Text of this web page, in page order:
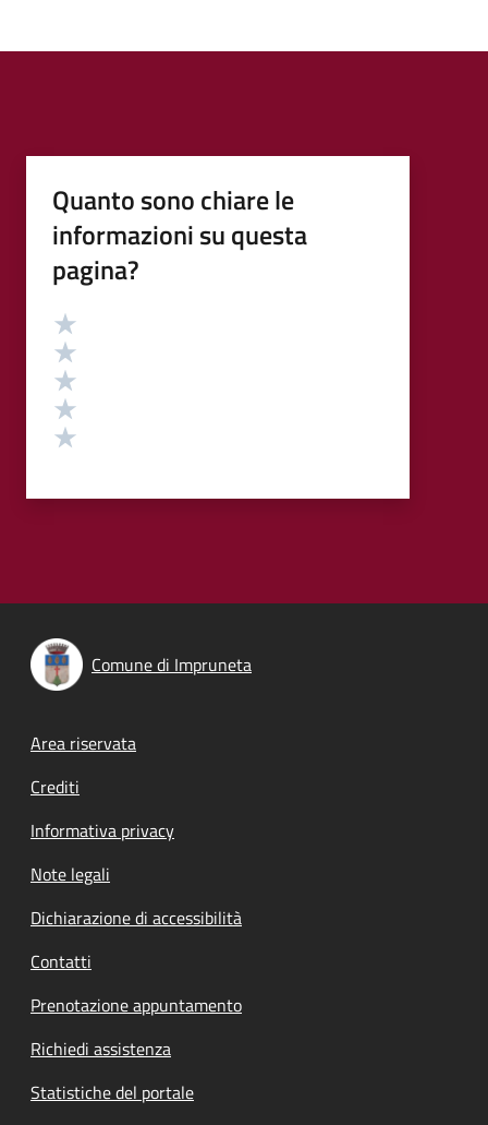
Quanto sono chiare le
informazioni su questa
pagina?
Valutazione
Comune di Impruneta
Footer menu
Area riservata
Crediti
Informativa privacy
Note legali
Dichiarazione di accessibilità
Contatti
Prenotazione appuntamento
Richiedi assistenza
Statistiche del portale